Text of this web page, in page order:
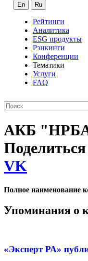
En Ru
Рейтинги
Аналитика
ESG продукты
Рэнкинги
Конференции
Тематики
Услуги
FAQ
АКБ
Поделиться
VK
Полное наименование
Упоминания о
«Эксперт РА»